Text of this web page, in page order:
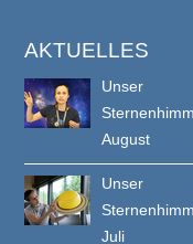
AKTUELLES
Unser
August
Unser
Juli